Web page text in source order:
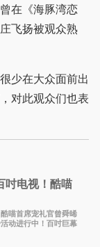
在《海豚湾恋
飞扬被观众熟
少在大众面前出
对此观众们也表
吋电视！酷喵
首席宠礼官曾舜晞
进行中！百吋巨幕
：8月8日10:00 — 8
与，大奖等你